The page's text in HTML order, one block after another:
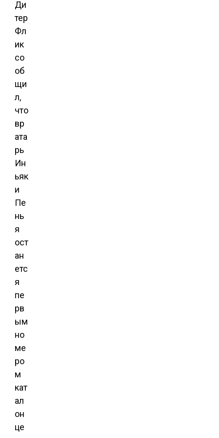
Ди
тер
Фл
ик
со
об
щи
л,
что
вр
ата
рь
Ин
ьяк
и
Пе
нь
я
ост
ан
етс
я
пе
рв
ым
но
ме
ро
м
кат
ал
он
це